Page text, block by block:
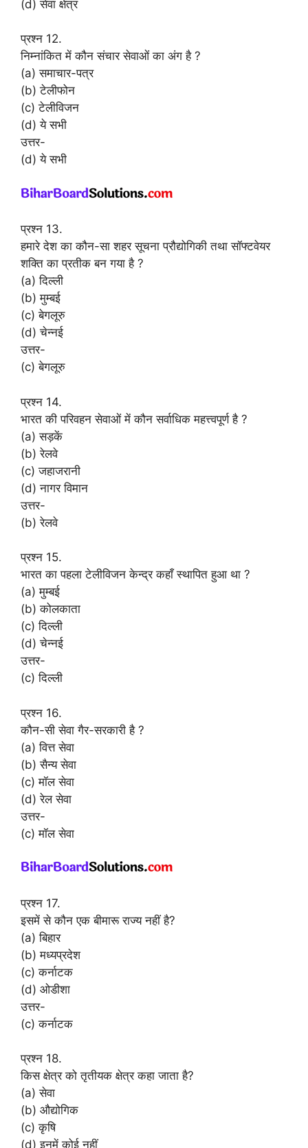
(d) सेवा क्षेत्र
प्रश्न 12.
निम्नांकित में कौन संचार सेवाओं का अंग है ?
(a) समाचार-पत्र
(b) टेलीफोन
(c) टेलीविजन
(d) ये सभी
उत्तर-
(d) ये सभी
प्रश्न 13.
हमारे देश का कौन-सा शहर सूचना प्रौद्योगिकी तथा सॉफ्टवेयर
शक्ति का प्रतीक बन गया है ?
(a) दिल्ली
(b) मुम्बई
(c) बेगलूरु
(d) चेन्नई
उत्तर-
(c) बेगलूरु
प्रश्न 14.
भारत की परिवहन सेवाओं में कौन सर्वाधिक महत्त्वपूर्ण है ?
(a) सड़कें
(b) रेलवे
(c) जहाजरानी
(d) नागर विमान
उत्तर-
(b) रेलवे
प्रश्न 15.
भारत का पहला टेलीविजन केन्द्र कहाँ स्थापित हुआ था ?
(a) मुम्बई
(b) कोलकाता
(c) दिल्ली
(d) चेन्नई
उत्तर-
(c) दिल्ली
प्रश्न 16.
कौन-सी सेवा गैर-सरकारी है ?
(a) वित्त सेवा
(b) सैन्य सेवा
(c) मॉल सेवा
(d) रेल सेवा
उत्तर-
(c) मॉल सेवा
प्रश्न 17.
इसमें से कौन एक बीमारू राज्य नहीं है?
(a) बिहार
(b) मध्यप्रदेश
(c) कर्नाटक
(d) ओडीशा
उत्तर-
(c) कर्नाटक
प्रश्न 18.
किस क्षेत्र को तृतीयक क्षेत्र कहा जाता है?
(a) सेवा
(b) औद्योगिक
(c) कृषि
(d) इनमें कोई नहीं